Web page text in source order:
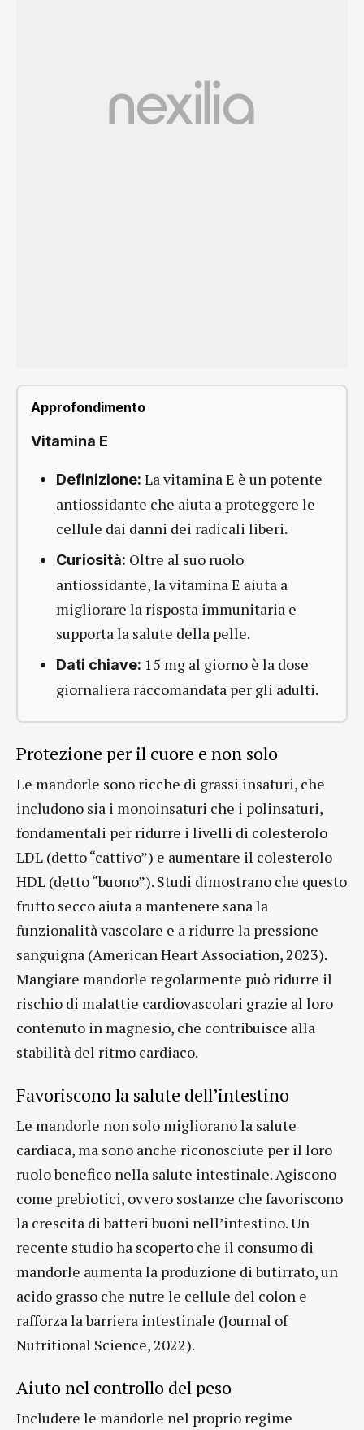
Approfondimento
Vitamina E
Definizione: La vitamina E è un potente
antiossidante che aiuta a proteggere le
cellule dai danni dei radicali liberi.
Curiosità: Oltre al suo ruolo
antiossidante, la vitamina E aiuta a
migliorare la risposta immunitaria e
supporta la salute della pelle.
Dati chiave: 15 mg al giorno è la dose
giornaliera raccomandata per gli adulti.
Protezione per il cuore e non solo
Le mandorle sono ricche di grassi insaturi, che
includono sia i monoinsaturi che i polinsaturi,
fondamentali per ridurre i livelli di colesterolo
LDL (detto “cattivo”) e aumentare il colesterolo
HDL (detto “buono”). Studi dimostrano che questo
frutto secco aiuta a mantenere sana la
funzionalità vascolare e a ridurre la pressione
sanguigna (American Heart Association, 2023).
Mangiare mandorle regolarmente può ridurre il
rischio di malattie cardiovascolari grazie al loro
contenuto in magnesio, che contribuisce alla
stabilità del ritmo cardiaco.
Favoriscono la salute dell’intestino
Le mandorle non solo migliorano la salute
cardiaca, ma sono anche riconosciute per il loro
ruolo benefico nella salute intestinale. Agiscono
come prebiotici, ovvero sostanze che favoriscono
la crescita di batteri buoni nell’intestino. Un
recente studio ha scoperto che il consumo di
mandorle aumenta la produzione di butirrato, un
acido grasso che nutre le cellule del colon e
rafforza la barriera intestinale (Journal of
Nutritional Science, 2022).
Aiuto nel controllo del peso
Includere le mandorle nel proprio regime